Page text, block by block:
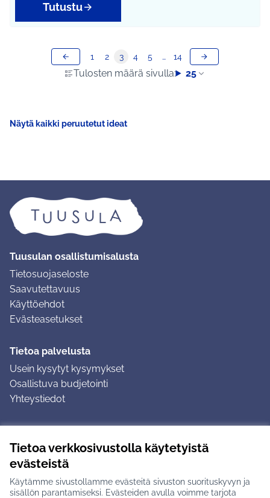
Tietoa verkkosivustolla käytetyistä
evästeistä
Käytämme sivustollamme evästeitä sivuston suorituskyvyn ja
sisällön parantamiseksi. Evästeiden avulla voimme tarjota
Tutustu
Tulosten määrä sivulla: 25
1 2 3 4 5 … 14
Näytä kaikki peruutetut ideat
Tuusulan osallistumisalusta
Tietosuojaseloste
Saavutettavuus
Käyttöehdot
Evästeasetukset
Tietoa palvelusta
Usein kysytyt kysymykset
Osallistuva budjetointi
Yhteystiedot
Ohjeet kirjautumiseen
Ohjeet kommentin jättämiseen